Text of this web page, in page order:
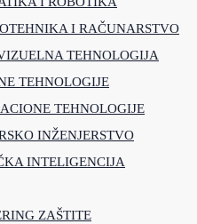
I RAČUNARSTVO
TEHNOLOGIJA
TEHNOLOGIJE
TEHNOLOGIJE
INŽENJERSTVO
INTELIGENCIJA
ZAŠTITE